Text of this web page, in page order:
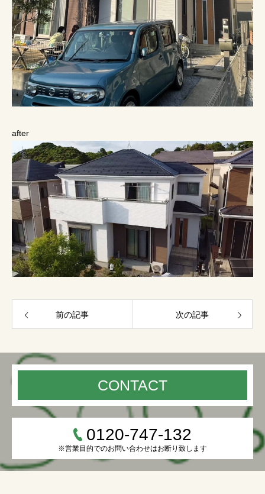
after
前の記事 次の記事
CONTACT
0120-747-132
※営業目的でのお問い合わせはお断り致します